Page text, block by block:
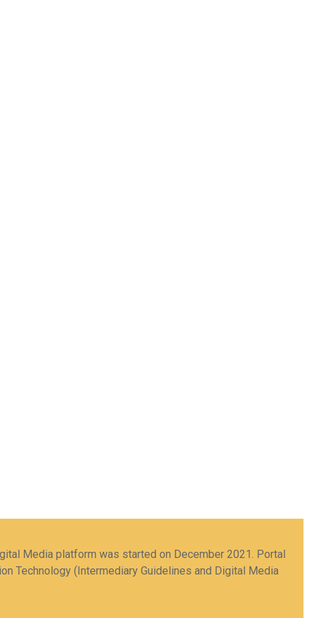
Media platform was started on December 2021. Portal
Technology (Intermediary Guidelines and Digital Media